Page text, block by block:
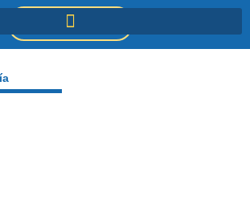
DONACIONES